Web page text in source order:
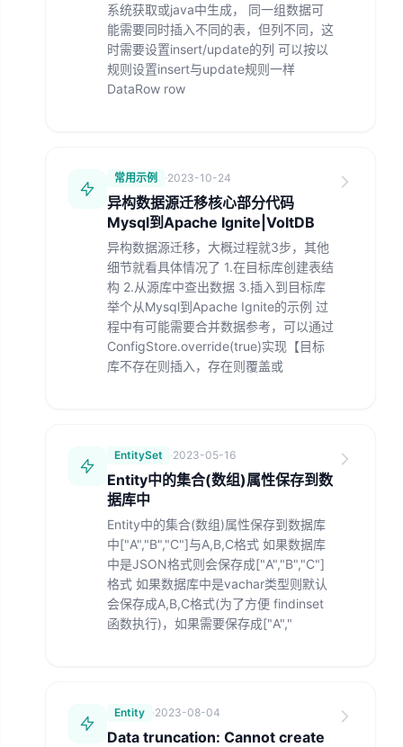
系统获取或java中生成， 同一组数据可
能需要同时插入不同的表，但列不同，这
时需要设置insert/update的列 可以按以
规则设置insert与update规则一样
DataRow row
常用示例 ·2023-10-24
异构数据源迁移核心部分代码
Mysql到Apache Ignite|VoltDB
异构数据源迁移，大概过程就3步，其他
细节就看具体情况了 1.在目标库创建表结
构 2.从源库中查出数据 3.插入到目标库
举个从Mysql到Apache Ignite的示例 过
程中有可能需要合并数据参考，可以通过
ConfigStore.override(true)实现【目标
库不存在则插入，存在则覆盖或
EntitySet ·2023-05-16
Entity中的集合(数组)属性保存到数
据库中
Entity中的集合(数组)属性保存到数据库
中["A","B","C"]与A,B,C格式 如果数据库
中是JSON格式则会保存成["A","B","C"]
格式 如果数据库中是vachar类型则默认
会保存成A,B,C格式(为了方便 findinset
函数执行)，如果需要保存成["A","
Entity ·2023-08-04
Data truncation: Cannot create